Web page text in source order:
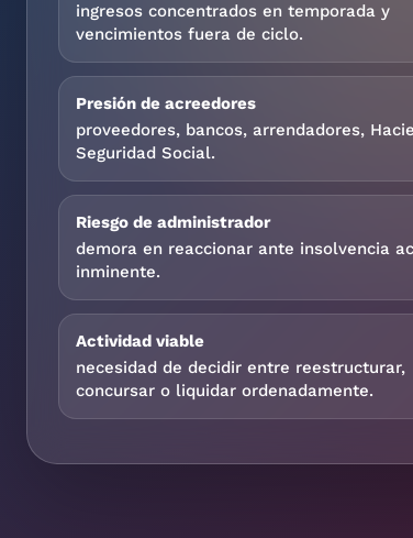
ingresos concentrados en temporada y
vencimientos fuera de ciclo.
Presión de acreedores
proveedores, bancos, arrendadores,
Seguridad Social.
Riesgo de administrador
demora en reaccionar ante insolvencia
inminente.
Actividad viable
necesidad de decidir entre reestructurar,
concursar o liquidar ordenadamente.